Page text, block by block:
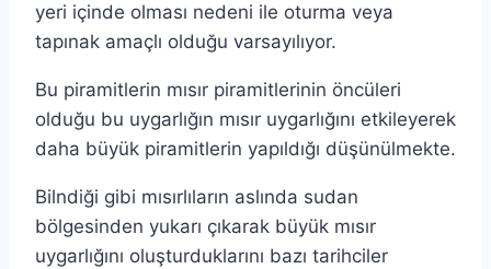
yeri içinde olması nedeni ile oturma veya
tapınak amaçlı olduğu varsayılıyor.
Bu piramitlerin mısır piramitlerinin öncüleri
olduğu bu uygarlığın mısır uygarlığını etkileyerek
daha büyük piramitlerin yapıldığı düşünülmekte.
Bilndiği gibi mısırlıların aslında sudan
bölgesinden yukarı çıkarak büyük mısır
uygarlığını oluşturduklarını bazı tarihciler